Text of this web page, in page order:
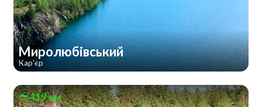
Миролюбівський
Кар'єр
419 км